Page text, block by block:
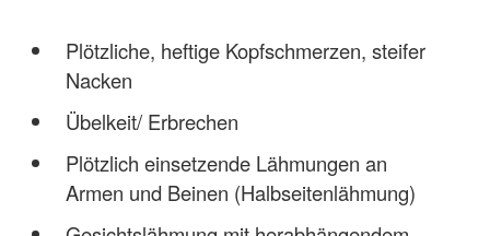
Plötzliche, heftige Kopfschmerzen, steifer
Nacken
Übelkeit/ Erbrechen
Plötzlich einsetzende Lähmungen an
Armen und Beinen (Halbseitenlähmung)